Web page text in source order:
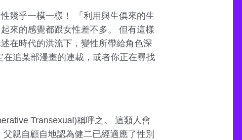
幾乎一模一樣！ 「利用與生俱來的生
來的感覺都跟女性差不多。 但有這樣
在時代的洪流下，變性所帶給角色深
追某部漫畫的連載，或者你正在尋找
Transexual)稱呼之。 這類人會
親自顧自地認為健二已經適應了性別